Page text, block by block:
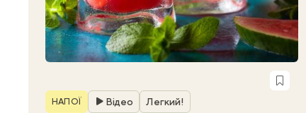
Рубрика
НАПОЇ Відео Легкий!